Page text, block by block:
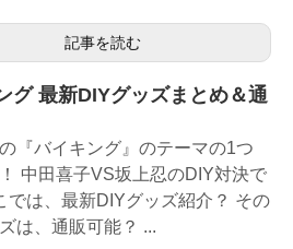
記事を読む
グ 最新DIYグッズまとめ＆通
『バイキング』のテーマの1つ
中田喜子VS坂上忍のDIY対決で
では、最新DIYグッズ紹介？ その
は、通販可能？ ...